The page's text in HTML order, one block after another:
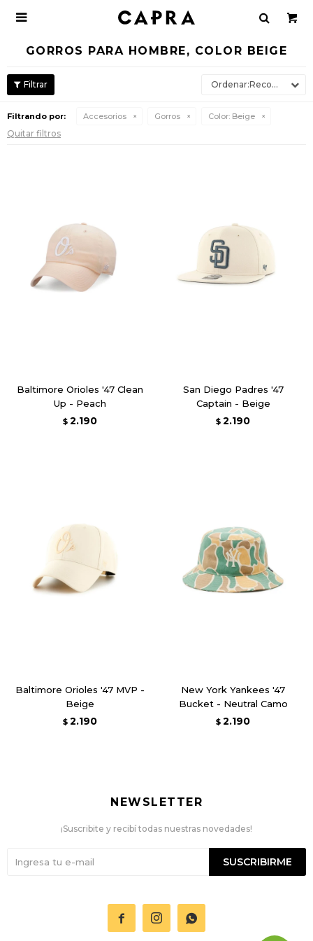

GORROS PARA HOMBRE, COLOR BEIGE
Recomendados
Filtrando por: Accesorios Gorros Color: Beige
Quitar filtros
Baltimore Orioles '47 Clean
Up - Peach
$ 2.190
San Diego Padres '47
Captain - Beige
$ 2.190
Baltimore Orioles '47 MVP -
Beige
$ 2.190
New York Yankees '47
Bucket - Neutral Camo
$ 2.190
  
NEWSLETTER
¡Suscribite y recibí todas nuestras novedades!
SUSCRIBIRME